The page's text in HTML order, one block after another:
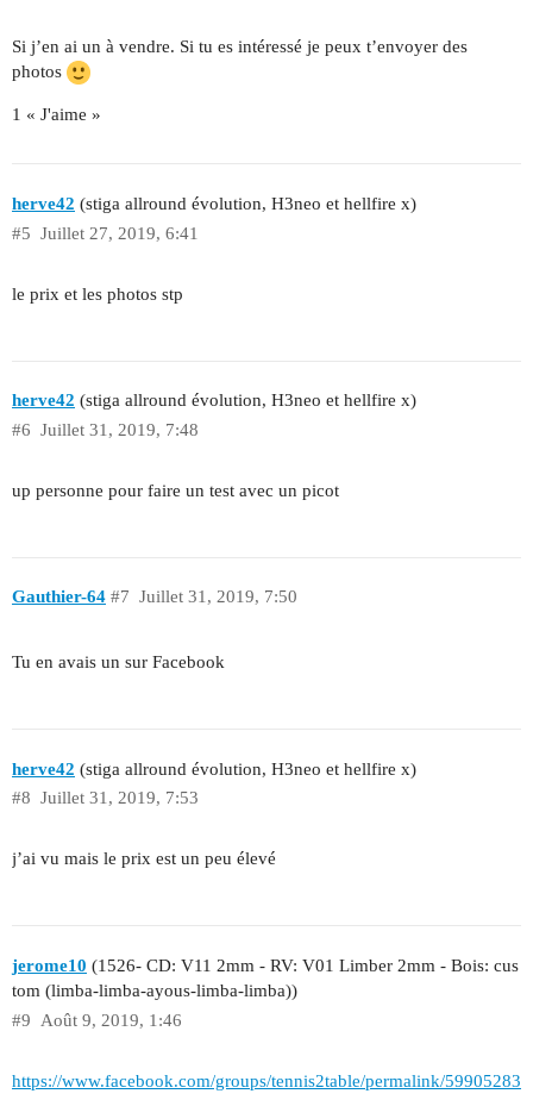
Si j’en ai un à vendre. Si tu es intéressé je peux t’envoyer des
photos
1 « J'aime »
herve42 (stiga allround évolution, H3neo et hellfire x)
Juillet 27, 2019, 6:41
#5
le prix et les photos stp
herve42 (stiga allround évolution, H3neo et hellfire x)
Juillet 31, 2019, 7:48
#6
up personne pour faire un test avec un picot
Gauthier-64 Juillet 31, 2019, 7:50
#7
Tu en avais un sur Facebook
herve42 (stiga allround évolution, H3neo et hellfire x)
Juillet 31, 2019, 7:53
#8
j’ai vu mais le prix est un peu élevé
jerome10 (1526- CD: V11 2mm - RV: V01 Limber 2mm - Bois: cus
tom (limba-limba-ayous-limba-limba))
Août 9, 2019, 1:46
#9
https://www.facebook.com/groups/tennis2table/permalink/59905283